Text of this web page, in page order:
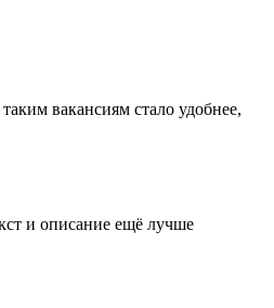
вакансиям стало удобнее,
и описание ещё лучше